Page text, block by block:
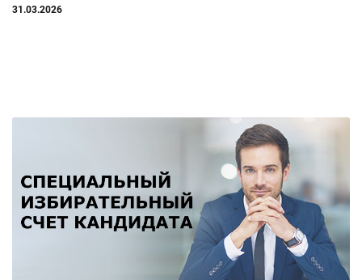
31.03.2026